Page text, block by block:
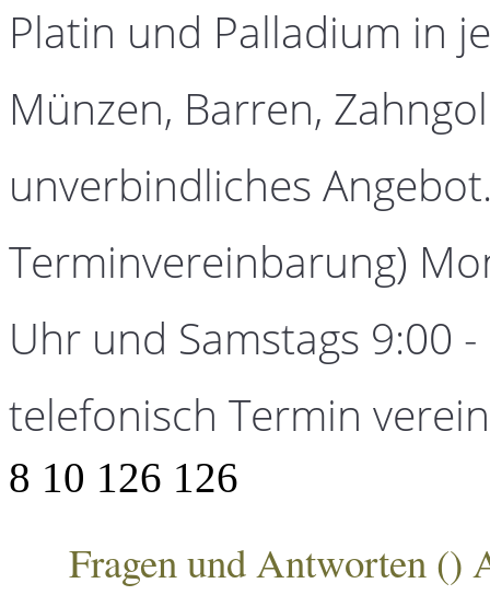
Platin und Palladium in
Münzen, Barren,
unverbindliches
Terminvereinbarung)
Uhr und Samstags 9:00
telefonisch Termin
8 10 126 126
Fragen und Antworten ()